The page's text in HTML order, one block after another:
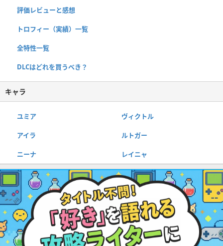
評価レビューと感想
トロフィー（実績）一覧
全特性一覧
DLCはどれを買うべき？
キャラ
ユミア ヴィクトル
アイラ ルトガー
ニーナ レイニャ